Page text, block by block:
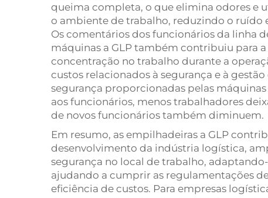
queima completa, o que elimina odores e
o ambiente de trabalho, reduzindo o ruído
Os comentários dos funcionários da linha
máquinas a GLP também contribuiu para
concentração no trabalho durante a
custos relacionados à segurança e à
segurança proporcionadas pelas
aos funcionários, menos trabalhadores
de novos funcionários também diminuem.
Em resumo, as empilhadeiras a GLP
desenvolvimento da indústria logística,
segurança no local de trabalho,
ajudando a cumprir as regulamentações
eficiência de custos. Para empresas